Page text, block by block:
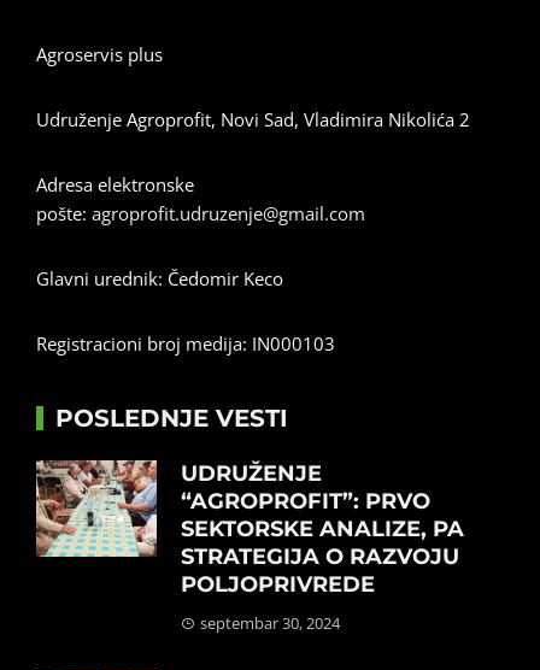
Agroservis plus
Udruženje Agroprofit, Novi Sad, Vladimira Nikolića 2
Adresa elektronske
pošte: agroprofit.udruzenje@gmail.com
Glavni urednik: Čedomir Keco
Registracioni broj medija: IN000103
POSLEDNJE VESTI
UDRUŽENJE
“AGROPROFIT”: PRVO
SEKTORSKE ANALIZE, PA
STRATEGIJA O RAZVOJU
POLJOPRIVREDE
septembar 30, 2024